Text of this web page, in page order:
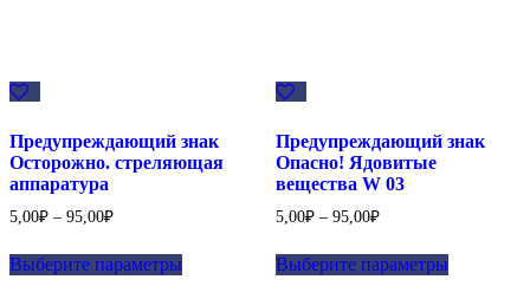
Предупреждающий знак
Осторожно. стреляющая
аппаратура
5,00₽ – 95,00₽
Выберите параметры
Предупреждающий знак
Опасно! Ядовитые
вещества W 03
5,00₽– 95,00₽
Выберите параметры